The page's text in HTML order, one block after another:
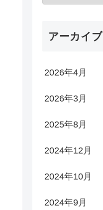
アーカイブ
2026年4月
2026年3月
2025年8月
2024年12月
2024年10月
2024年9月